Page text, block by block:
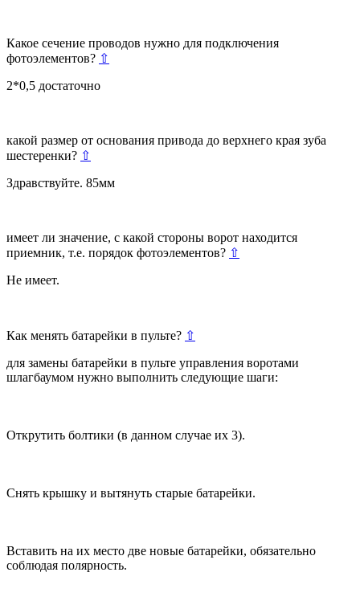
Какое сечение проводов нужно для подключения
фотоэлементов? ⇧
2*0,5 достаточно
какой размер от основания привода до верхнего края зуба
шестеренки? ⇧
Здравствуйте. 85мм
имеет ли значение, с какой стороны ворот находится
приемник, т.е. порядок фотоэлементов? ⇧
Не имеет.
Как менять батарейки в пульте? ⇧
для замены батарейки в пульте управления воротами
шлагбаумом нужно выполнить следующие шаги:
Открутить болтики (в данном случае их 3).
Снять крышку и вытянуть старые батарейки.
Вставить на их место две новые батарейки, обязательно
соблюдая полярность.